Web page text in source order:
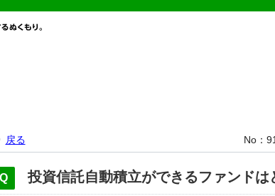
戻る No
投資信託自動積立ができるファンドは